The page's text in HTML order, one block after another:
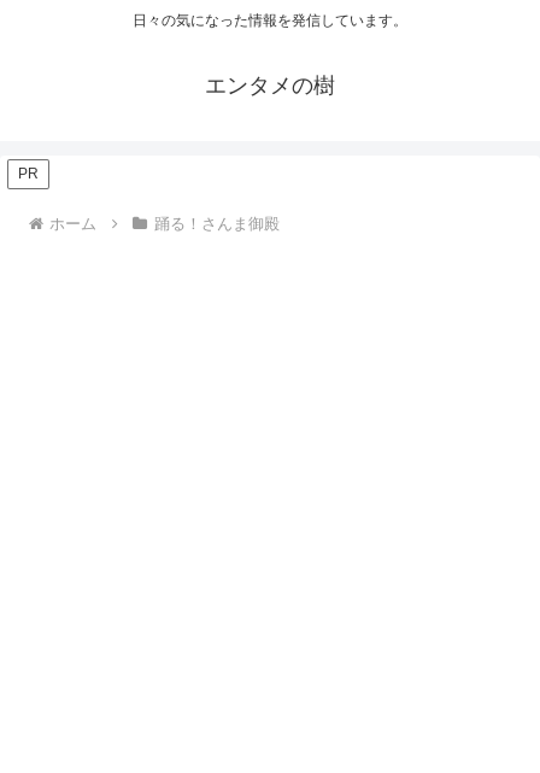
日々の気になった情報を発信しています。
エンタメの樹
PR
ホーム 踊る！さんま御殿